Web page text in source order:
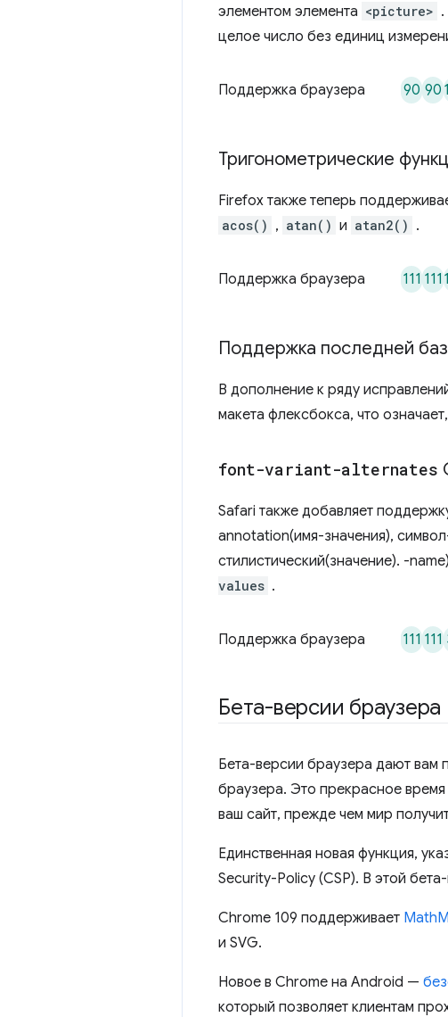
элементом элемента <picture>
целое число без единиц
Поддержка браузера 90 90
Тригонометрические
Firefox также теперь
acos() , atan() и atan2() .
Поддержка браузера 111 111
Поддержка последней
В дополнение к ряду
макета флексбокса, что
font-variant-alternates
Safari также добавляет
annotation(имя-значения),
стилистический(значение). -
values .
Поддержка браузера 111 111
Бета-версии браузера
Бета-версии браузера дают вам
браузера. Это прекрасное время
ваш сайт, прежде чем мир
Единственная новая функция,
Security-Policy (CSP). В этой
Chrome 109 поддерживает
и SVG.
Новое в Chrome на Android —
который позволяет клиентам